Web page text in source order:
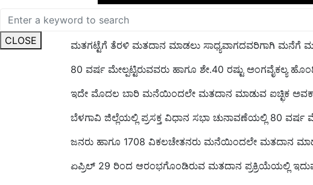
CLOSE
ಭಾರತ ಚುನಾವಣಾ ಆಯೋಗವು ಪ್ರತಿಯೊಬ್ಬರ ಒಳಗೊಳ್ಳುವಿಕೆ ಮತ್ತು
80 ವರ್ಷ ಮೇಲ್ಪಟ್ಟಿರುವವರು ಹಾಗೂ ಶೇ.40 ರಷ್ಟು ಅಂಗವೈಕಲ್ಯ
ಇದೇ ಮೊದಲ‌ ಬಾರಿ ಮನೆಯಿಂದಲೇ ಮತದಾನ‌ ಮಾಡುವ ಐಚ್ಛಿಕ
ಬೆಳಗಾವಿ ಜಿಲ್ಲೆಯಲ್ಲಿ ಪ್ರಸಕ್ತ ವಿಧಾನ ಸಭಾ ಚುನಾವಣೆಯಲ್ಲಿ 80 ವರ್ಷ
ಜನರು ಹಾಗೂ 1708 ವಿಕಲಚೇತನರು ಮನೆಯಿಂದಲೇ ಮತದಾನ‌ ಮಾಡಲು
ಏಪ್ರಿಲ್ 29 ರಿಂದ ಆರಂಭಗೊಂಡಿರುವ ಮತದಾನ ಪ್ರಕ್ರಿಯೆಯಲ್ಲಿ
ಒಟ್ಟಾರೆ 6975 ಹಿರಿಯರು ಮತ್ತು 1661 ವಿಕಲಚೇತನರು